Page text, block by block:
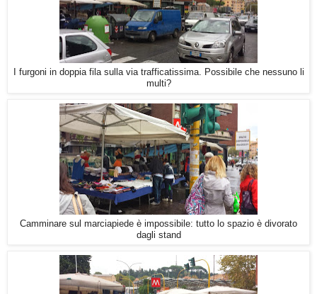
I furgoni in doppia fila sulla via trafficatissima. Possibile che nessuno li
multi?
Camminare sul marciapiede è impossibile: tutto lo spazio è divorato
dagli stand